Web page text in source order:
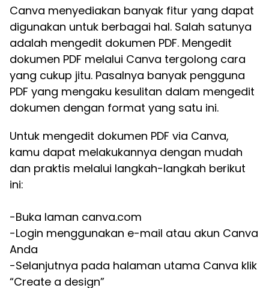
Canva menyediakan banyak fitur yang dapat
digunakan untuk berbagai hal. Salah satunya
adalah mengedit dokumen PDF. Mengedit
dokumen PDF melalui Canva tergolong cara
yang cukup jitu. Pasalnya banyak pengguna
PDF yang mengaku kesulitan dalam mengedit
dokumen dengan format yang satu ini.
Untuk mengedit dokumen PDF via Canva,
kamu dapat melakukannya dengan mudah
dan praktis melalui langkah-langkah berikut
ini:
-Buka laman canva.com
-Login menggunakan e-mail atau akun Canva
Anda
-Selanjutnya pada halaman utama Canva klik
“Create a design”